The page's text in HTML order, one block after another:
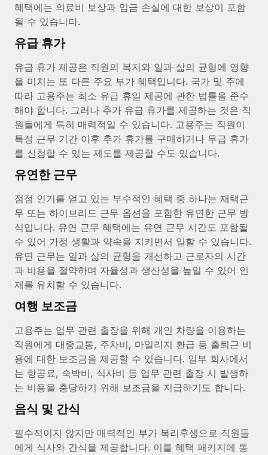
혜택에는 의료비 보상과 임금 손실에 대한 보상이 포함
될 수 있습니다.
유급 휴가
유급 휴가 제공은 직원의 복지와 일과 삶의 균형에 영향
을 미치는 또 다른 주요 부가 혜택입니다. 국가 및 주에
따라 고용주는 최소 유급 휴일 제공에 관한 법률을 준수
해야 합니다. 그러나 추가 유급 휴가를 제공하는 것은 직
원들에게 특히 매력적일 수 있습니다. 고용주는 직원이
특정 근무 기간 이후 추가 휴가를 구매하거나 무급 휴가
를 신청할 수 있는 제도를 제공할 수도 있습니다.
유연한 근무
점점 인기를 얻고 있는 부수적인 혜택 중 하나는 재택근
무 또는 하이브리드 근무 옵션을 포함한 유연한 근무 방
식입니다. 유연 근무 혜택에는 유연 근무 시간도 포함될
수 있어 가정 생활과 약속을 지키면서 일할 수 있습니다.
유연 근무는 일과 삶의 균형을 개선하고 근로자의 시간
과 비용을 절약하며 자율성과 생산성을 높일 수 있어 인
재를 유치할 수 있습니다.
여행 보조금
고용주는 업무 관련 출장을 위해 개인 차량을 이용하는
직원에게 대중교통, 주차비, 마일리지 환급 등 출퇴근 비
용에 대한 보조금을 제공할 수 있습니다. 일부 회사에서
는 항공료, 숙박비, 식사비 등 업무 관련 출장 시 발생하
는 비용을 충당하기 위해 보조금을 지급하기도 합니다.
음식 및 간식
필수적이지 않지만 매력적인 부가 복리후생으로 직원들
에게 식사와 간식을 제공합니다. 이를 혜택 패키지에 통